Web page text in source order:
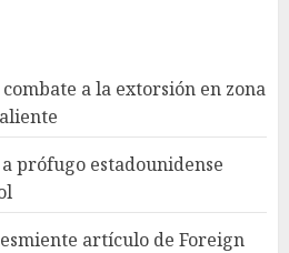
a la extorsión en zona
prófugo estadounidense
artículo de Foreign
al exgobernador de
Ángel Aguirre por
Ayotzinapa
AGOSTO 7, 2026